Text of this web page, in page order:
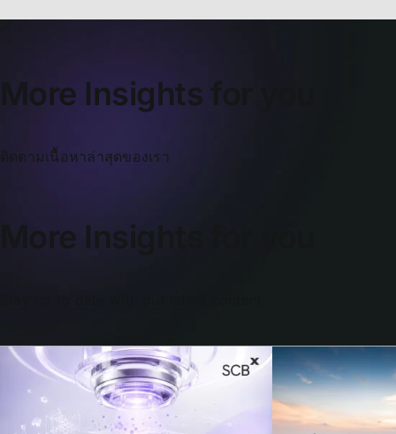
More Insights for you
ติดตามเนื้อหาล่าสุดของเรา
More Insights for you